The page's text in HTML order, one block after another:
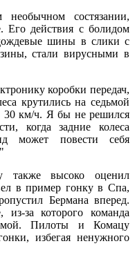
состязании,
Его действия с болидом
шины в слики с
стали вирусными в
коробки передач,
крутились на седьмой
30 км/ч. Я бы не решился
когда задние колеса
может повести себя
также высоко оценил
в пример гонку в Спа,
Бермана вперед.
за которого команда
Пилоты и Комацу
избегая ненужного